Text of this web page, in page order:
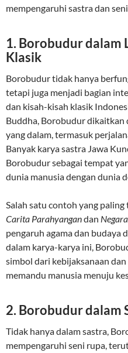
mempengaruhi sastra dan
1. Borobudur dalam
Klasik
Borobudur tidak hanya
tetapi juga menjadi bagian
dan kisah-kisah klasik
Buddha, Borobudur
yang dalam, termasuk
Banyak karya sastra Jawa
Borobudur sebagai tempat
dunia manusia dengan dunia
Salah satu contoh yang
Carita Parahyangandan
pengaruh agama dan budaya
dalam karya-karya ini,
simbol dari kebijaksanaan
memandu manusia menuju
2. Borobudur dalam
Tidak hanya dalam sastra,
mempengaruhi seni rupa,